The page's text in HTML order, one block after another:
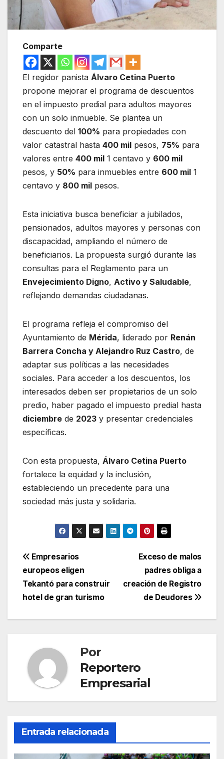
Comparte
El regidor panista Álvaro Cetina Puerto
propone mejorar el programa de descuentos
en el impuesto predial para adultos mayores
con un solo inmueble. Se plantea un
descuento del 100% para propiedades con
valor catastral hasta 400 mil pesos, 75% para
valores entre 400 mil 1 centavo y 600 mil
pesos, y 50% para inmuebles entre 600 mil 1
centavo y 800 mil pesos.
Esta iniciativa busca beneficiar a jubilados,
pensionados, adultos mayores y personas con
discapacidad, ampliando el número de
beneficiarios. La propuesta surgió durante las
consultas para el Reglamento para un
Envejecimiento Digno, Activo y Saludable,
reflejando demandas ciudadanas.
El programa refleja el compromiso del
Ayuntamiento de Mérida, liderado por Renán
Barrera Concha y Alejandro Ruz Castro, de
adaptar sus políticas a las necesidades
sociales. Para acceder a los descuentos, los
interesados deben ser propietarios de un solo
predio, haber pagado el impuesto predial hasta
diciembre de 2023 y presentar credenciales
específicas.
Con esta propuesta, Álvaro Cetina Puerto
fortalece la equidad y la inclusión,
estableciendo un precedente para una
sociedad más justa y solidaria.
Navegación
de
entradas
Exceso de malos
padres obliga a
creación de Registro
de Deudores
Empresarios
europeos eligen
Tekantó para construir
hotel de gran turismo
Por
Reportero
Empresarial
Entrada relacionada